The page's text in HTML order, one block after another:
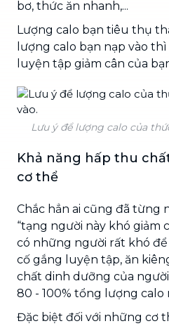
bơ, thức ăn nhanh,...
Lượng calo bạn tiêu thụ
lượng calo bạn nạp vào
luyện tập giảm cân của
Lưu ý để lượng calo của
Khả năng hấp thu
cơ thể
Chắc hẳn ai cũng đã từng
“tạng người này khó giảm
có những người rất khó
cố gắng luyện tập, ăn
chất dinh dưỡng của
80 - 100% tổng lượng calo
Đặc biệt đối với những cơ